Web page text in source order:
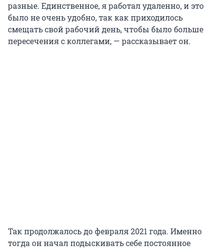
разные. Единственное, я работал удаленно, и это
было не очень удобно, так как приходилось
смещать свой рабочий день, чтобы было больше
пересечения с коллегами, — рассказывает он.
Так продолжалось до февраля 2021 года. Именно
тогда он начал подыскивать себе постоянное